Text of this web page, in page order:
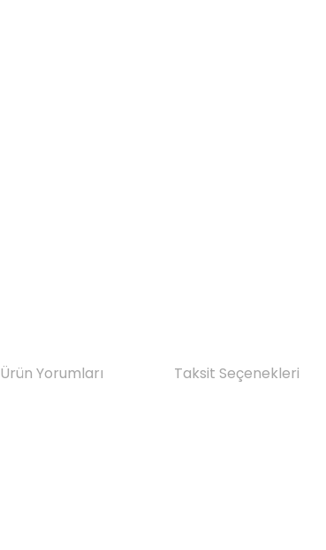
Ürün Yorumları Taksit Seçenekleri